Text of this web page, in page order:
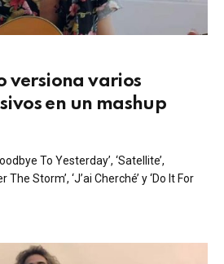
versiona varios
en un mashup
To Yesterday’, ‘Satellite’,
The Storm’, ‘J’ai Cherché’ y ‘Do It For